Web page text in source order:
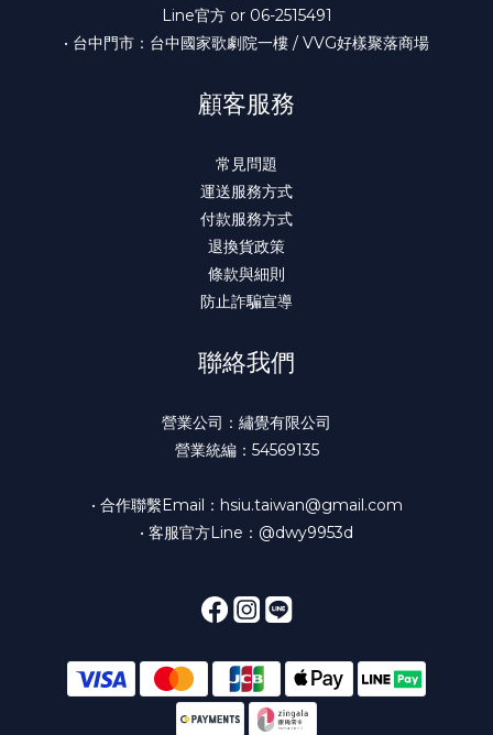
Line官方 or 06-2515491
• 台中門市：台中國家歌劇院一樓 / VVG好樣聚落商場
顧客服務
常見問題
運送服務方式
付款服務方式
退換貨政策
條款與細則
防止詐騙宣導
聯絡我們
營業公司：繡覺有限公司
營業統編：54569135
• 合作聯繫Email：hsiu.taiwan@gmail.com
• 客服官方Line：@dwy9953d